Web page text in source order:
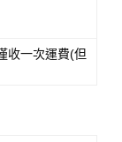
收一次運費(但